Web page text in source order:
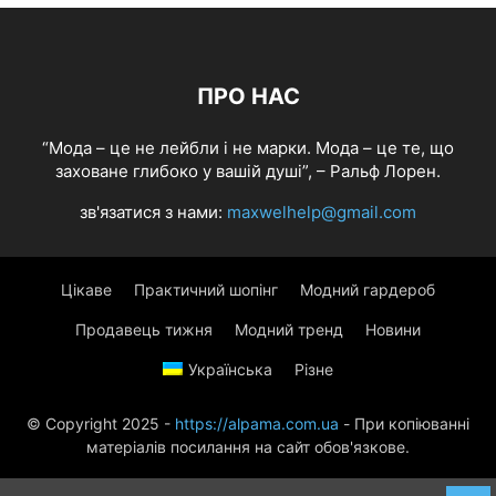
ПРО НАС
“Мода – це не лейбли і не марки. Мода – це те, що
заховане глибоко у вашій душі”, – Ральф Лорен.
зв'язатися з нами: maxwelhelp@gmail.com
Цікаве Практичний шопінг Модний гардероб
Продавець тижня Модний тренд Новини
Українська Різне
© Copyright 2025 - https://alpama.com.ua - При копіюванні
матеріалів посилання на сайт обов'язкове.